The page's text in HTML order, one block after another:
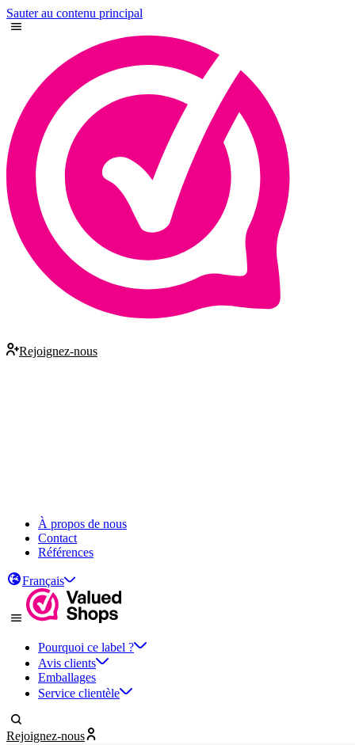
Sauter au contenu principal
Rejoignez-nous
À propos de nous
Contact
Références
Français
Pourquoi ce label ?
Avis clients
Emballages
Service clientèle
Rejoignez-nous